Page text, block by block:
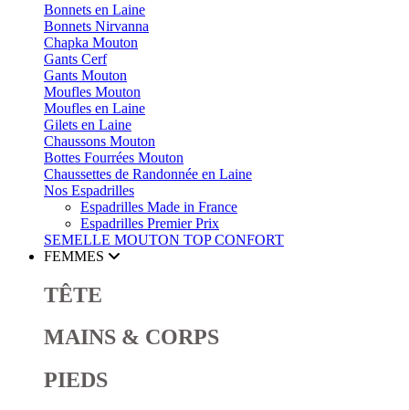
Bonnets en Laine
Bonnets Nirvanna
Chapka Mouton
Gants Cerf
Gants Mouton
Moufles Mouton
Moufles en Laine
Gilets en Laine
Chaussons Mouton
Bottes Fourrées Mouton
Chaussettes de Randonnée en Laine
Nos Espadrilles
Espadrilles Made in France
Espadrilles Premier Prix
SEMELLE MOUTON TOP CONFORT
FEMMES
TÊTE
MAINS & CORPS
PIEDS